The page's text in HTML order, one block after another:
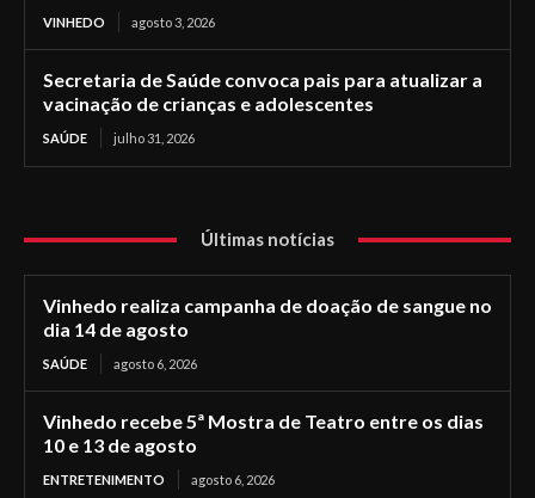
VINHEDO agosto 3, 2026
Secretaria de Saúde convoca pais para atualizar a
vacinação de crianças e adolescentes
SAÚDE julho 31, 2026
Últimas notícias
Vinhedo realiza campanha de doação de sangue no
dia 14 de agosto
SAÚDE agosto 6, 2026
Vinhedo recebe 5ª Mostra de Teatro entre os dias
10 e 13 de agosto
ENTRETENIMENTO agosto 6, 2026